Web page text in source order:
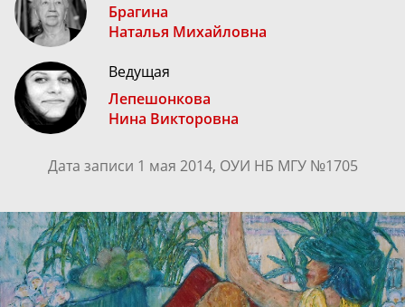
Брагина
Наталья Михайловна
Ведущая
Лепешонкова
Нина Викторовна
Дата записи 1 мая 2014, ОУИ НБ МГУ №1705